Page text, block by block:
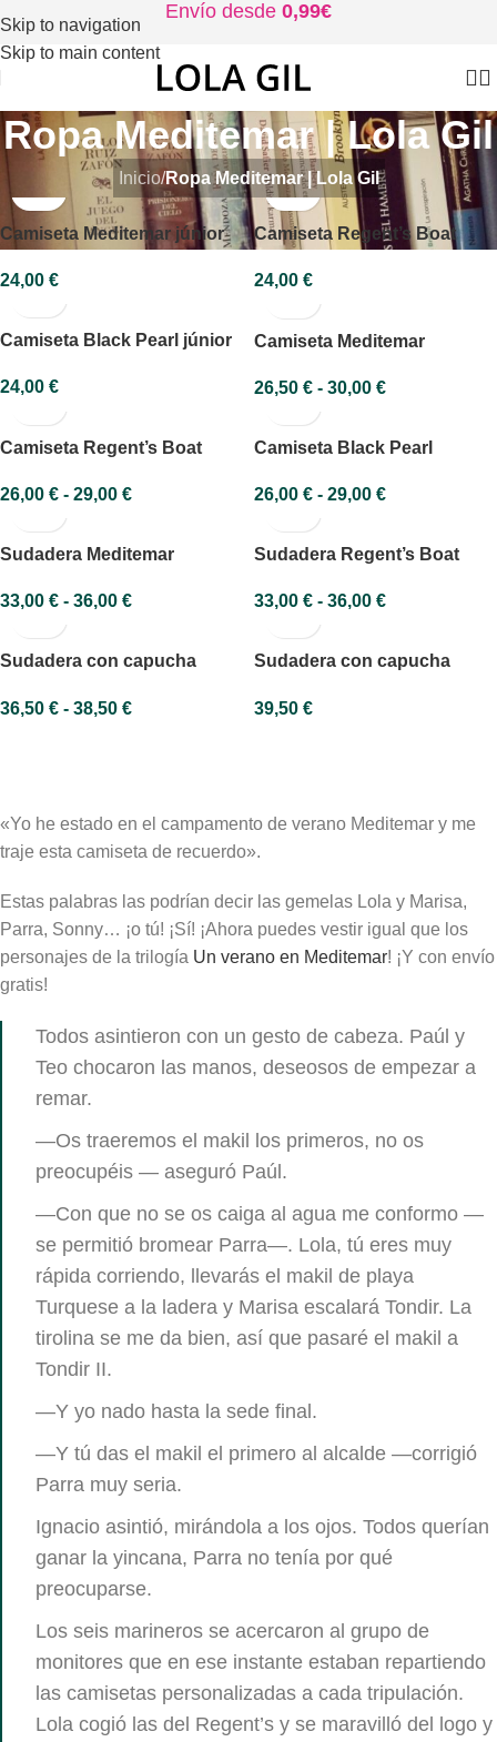
Skip to navigation
Skip to main content
Envío desde 0,99€
Ropa Meditemar | Lola Gil
Inicio/Ropa Meditemar | Lola Gil
Camiseta Meditemar júnior
24,00 €
Camiseta Regent’s Boat
24,00 €
Camiseta Black Pearl júnior
24,00 €
Camiseta Meditemar
26,50 € - 30,00 €
Camiseta Regent’s Boat
26,00 € - 29,00 €
Camiseta Black Pearl
26,00 € - 29,00 €
Sudadera Meditemar
33,00 € - 36,00 €
Sudadera Regent’s Boat
33,00 € - 36,00 €
Sudadera con capucha
36,50 € - 38,50 €
Sudadera con capucha
39,50 €
«Yo he estado en el campamento de verano Meditemar y me
traje esta camiseta de recuerdo».
Estas palabras las podrían decir las gemelas Lola y Marisa,
Parra, Sonny… ¡o tú! ¡Sí! ¡Ahora puedes vestir igual que los
personajes de la trilogía Un verano en Meditemar! ¡Y con envío
gratis!
Todos asintieron con un gesto de cabeza. Paúl y
Teo chocaron las manos, deseosos de empezar a
remar.
—Os traeremos el makil los primeros, no os
preocupéis — aseguró Paúl.
—Con que no se os caiga al agua me conformo —
se permitió bromear Parra—. Lola, tú eres muy
rápida corriendo, llevarás el makil de playa
Turquese a la ladera y Marisa escalará Tondir. La
tirolina se me da bien, así que pasaré el makil a
Tondir II.
—Y yo nado hasta la sede final.
—Y tú das el makil el primero al alcalde —corrigió
Parra muy seria.
Ignacio asintió, mirándola a los ojos. Todos querían
ganar la yincana, Parra no tenía por qué
preocuparse.
Los seis marineros se acercaron al grupo de
monitores que en ese instante estaban repartiendo
las camisetas personalizadas a cada tripulación.
Lola cogió las del Regent’s y se maravilló del logo y